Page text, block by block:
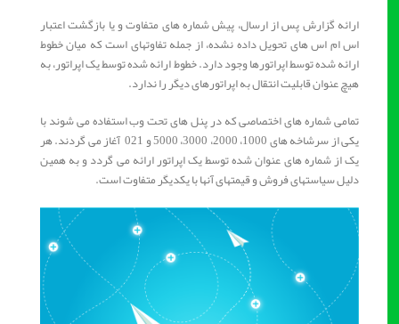
ارائه گزارش پس از ارسال، پیش شماره های متفاوت و یا بازگشت اعتبار
اس ام اس های تحویل داده نشده، از جمله تفاوتهای است که میان خطوط
ارائه شده توسط اپراتورها وجود دارد. خطوط ارائه شده توسط یک اپراتور، به
هیچ عنوان قابلیت انتقال به اپراتورهای دیگر را ندارد.
تمامی شماره های اختصاصی که در پنل های تحت وب استفاده می شوند با
یکی از سرشاخه های 1000، 2000، 3000، 5000 و 021 آغاز می گردند. هر
یک از شماره های عنوان شده توسط یک اپراتور ارائه می گردد و به همین
دلیل سیاستهای فروش و قیمتهای آنها با یکدیگر متفاوت است.